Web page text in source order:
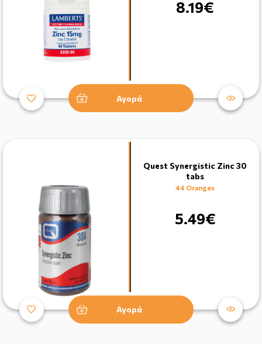
8.19€
Αγορά
Quest Synergistic Zinc 30
tabs
44 Oranges
5.49€
Αγορά